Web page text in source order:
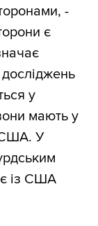
-
є
у
мають у
США. У
із США